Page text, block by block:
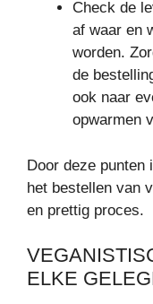
Check de
af waar en
worden.
de
ook naar
opwarmen
Door deze punten
het bestellen van
en prettig proces.
ELKE